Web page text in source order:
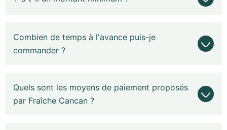
Combien de temps à l'avance puis-je
commander ?
Quels sont les moyens de paiement proposés
par Fraîche Cancan ?